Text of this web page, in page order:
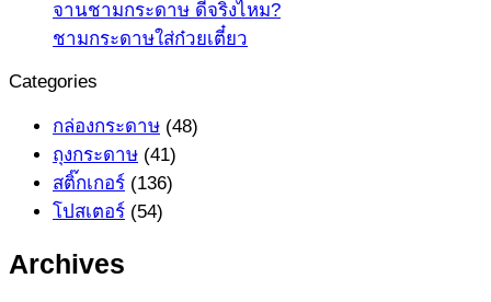
จานชามกระดาษ ดีจริงไหม?
ชามกระดาษใส่ก๋วยเตี๋ยว
Categories
กล่องกระดาษ (48)
ถุงกระดาษ (41)
สติ๊กเกอร์ (136)
โปสเตอร์ (54)
Archives